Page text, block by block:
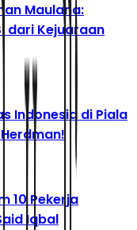
Maulana:
dari Kejuaraan
Indonesia di Piala
10 Pekerja
Iqbal